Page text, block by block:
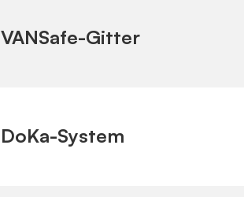
VANSafe-Gitter
DoKa-System